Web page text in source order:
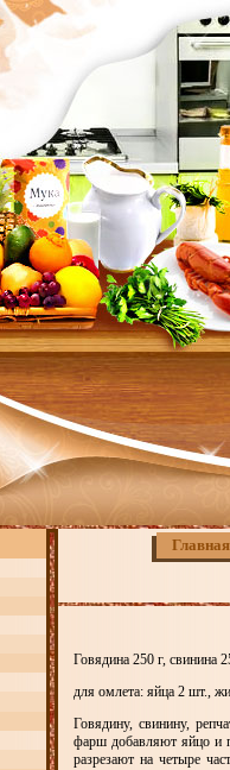
Главная
Говядина 250 г, свинина
для омлета: яйца 2 шт.,
Говядину, свинину,
фарш добавляют яйцо и
разрезают на четыре